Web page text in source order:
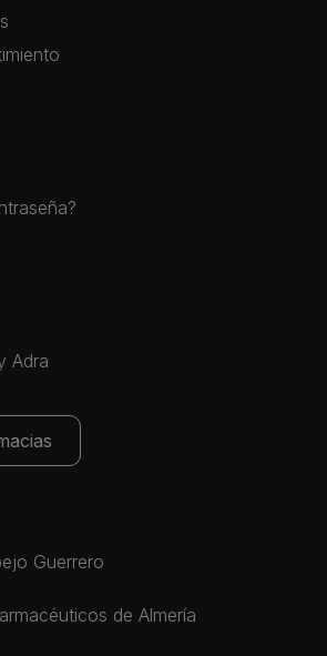
Adra
Guerrero
de Almería